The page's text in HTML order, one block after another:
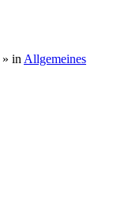
» in Allgemeines